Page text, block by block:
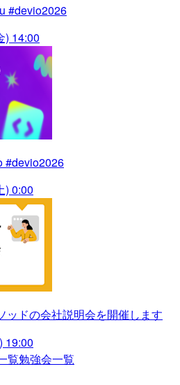
#devio2026
) 14:00
#devio2026
) 0:00
ッドの会社説明会を開催します
19:00
覧勉強会一覧